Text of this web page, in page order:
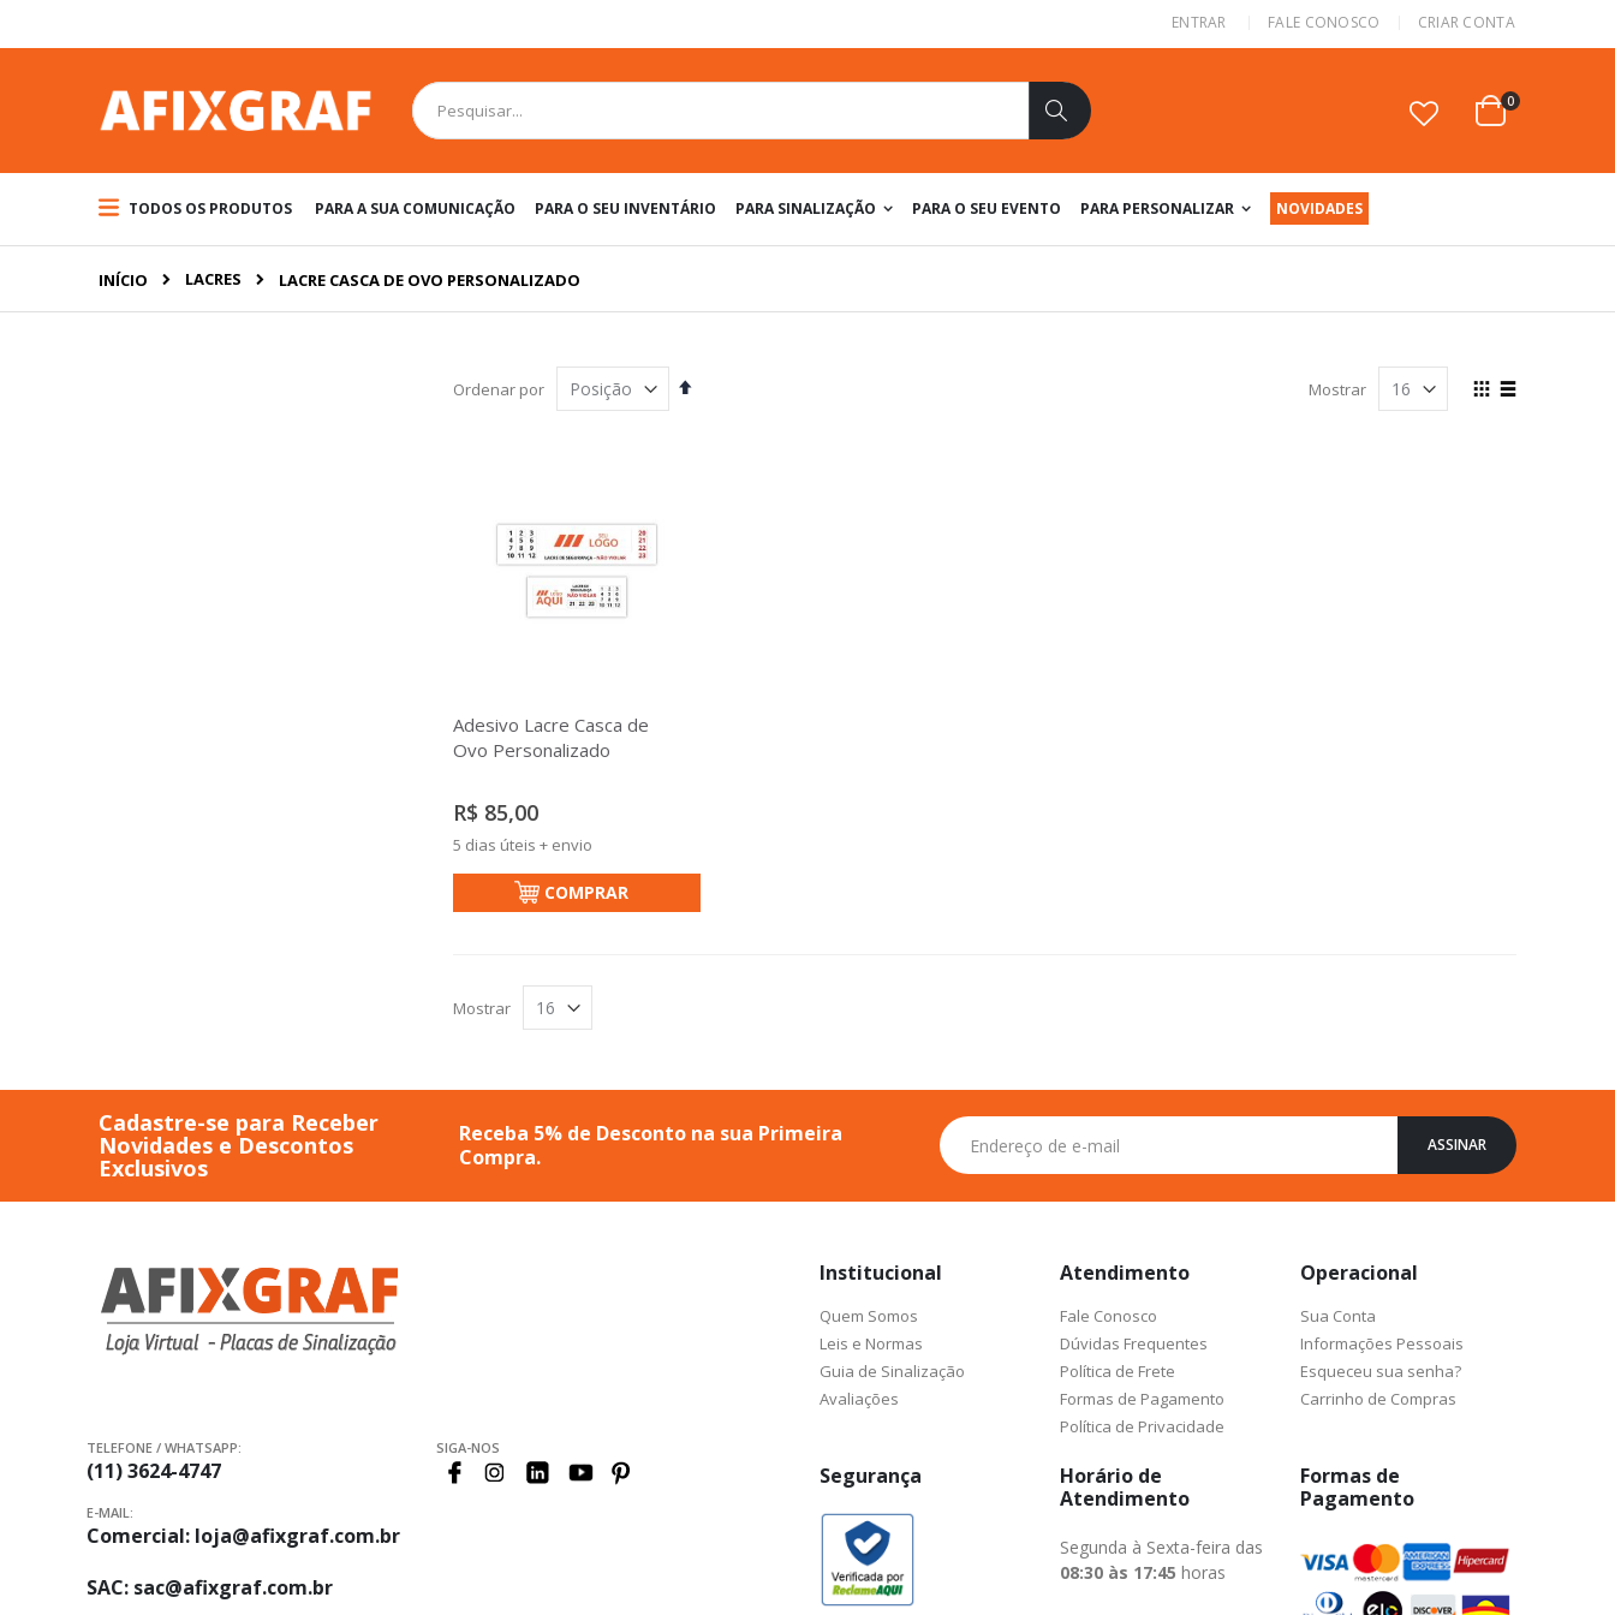
para
conteúdo
ENTRAR FALE CONOSCO CRIAR CONTA
Cart
0itens
Pesquisa
TODOS OS PRODUTOS PARA A SUA COMUNICAÇÃO PARA O SEU INVENTÁRIO PARA SINALIZAÇÃO PARA O SEU EVENTO PARA PERSONALIZAR NOVIDADES
INÍCIO LACRES LACRE CASCA DE OVO PERSONALIZADO
Ordenar por
Definir
Ver
Mostrar
Adesivo Lacre Casca de
Ovo Personalizado
R$ 85,00
5 dias úteis + envio
COMPRAR
Mostrar
Cadastre-se para Receber
Novidades e Descontos
Exclusivos
Receba 5% de Desconto na sua Primeira
Compra.
Inscreva-
se
na
ASSINAR
TELEFONE / WHATSAPP:
(11) 3624-4747
E-MAIL:
Comercial: loja@afixgraf.com.br
SAC: sac@afixgraf.com.br
SIGA-NOS
Institucional
Quem Somos
Leis e Normas
Guia de Sinalização
Avaliações
Segurança
Atendimento
Fale Conosco
Dúvidas Frequentes
Política de Frete
Formas de Pagamento
Política de Privacidade
Horário de
Atendimento
Segunda à Sexta-feira das
08:30 às 17:45 horas
Operacional
Sua Conta
Informações Pessoais
Esqueceu sua senha?
Carrinho de Compras
Formas de
Pagamento